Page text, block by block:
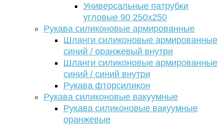
Универсальные патрубки
угловые 90 250х250
Рукава силиконовые армированные
Шланги силиконовые армированные
синий / оранжевый внутри
Шланги силиконовые армированные
синий / синий внутри
Рукава фторсиликон
Рукава силиконовые вакуумные
Рукава силиконовые вакуумные
оранжевые